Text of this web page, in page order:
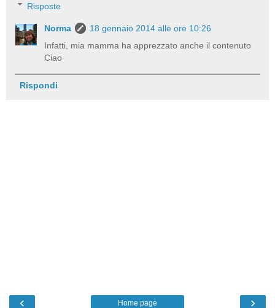
Risposte
Norma
18 gennaio 2014 alle ore 10:26
Infatti, mia mamma ha apprezzato anche il contenuto
Ciao
Rispondi
‹ ›
Home page